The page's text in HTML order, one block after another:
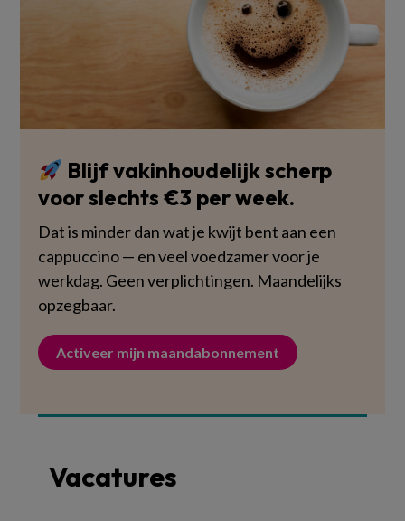
Blijf vakinhoudelijk scherp
voor slechts €3 per week.
Dat is minder dan wat je kwijt bent aan een
cappuccino — en veel voedzamer voor je
werkdag. Geen verplichtingen. Maandelijks
opzegbaar.
Activeer mijn maandabonnement
Vacatures